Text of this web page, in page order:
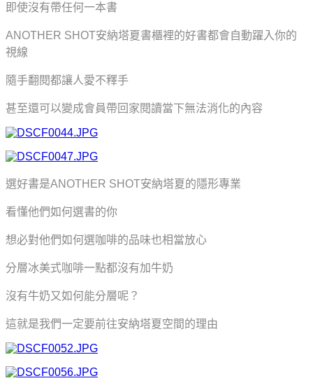
即使沒有帶任何一本書
ANOTHER SHOT安納塔夏書櫃裡的好書都會自動躍入你的
視線
隨手翻閱都讓人愛不釋手
甚至還可以變成會員帶回家閱讀當下無法消化的內容
選好書是ANOTHER SHOT安納塔夏的 隱形專業
看懂他們如何選書的你
想必對他們如何選咖啡的品味也相當放心
分層冰美式咖啡一點都沒有加牛奶
沒有牛奶又如何能分層呢？
這就是我們一定要前往安納塔夏空間的理由